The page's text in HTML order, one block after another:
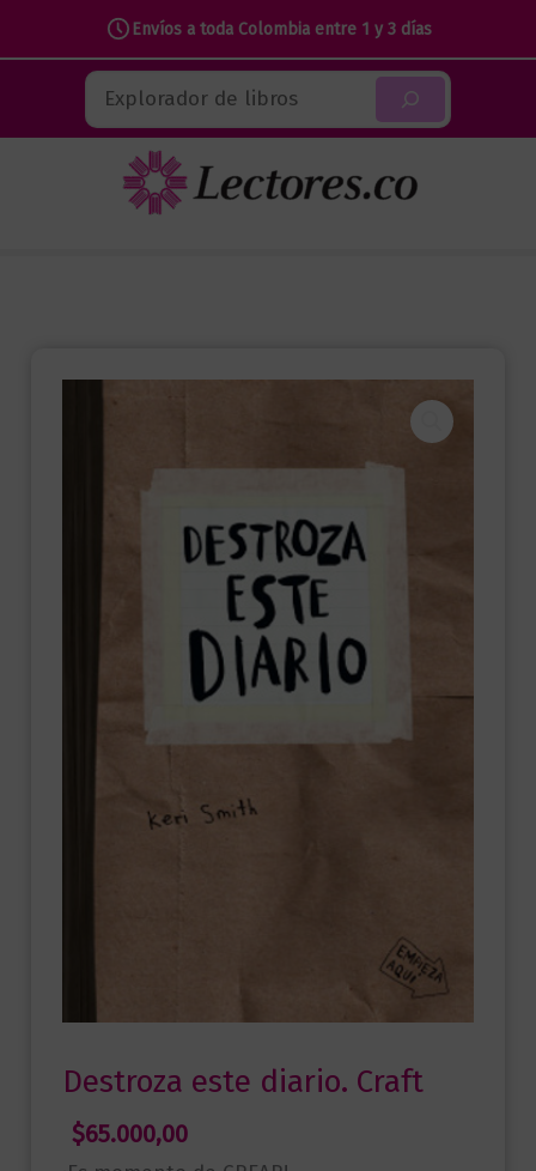
Envíos a toda Colombia entre 1 y 3 días
contenido
Buscar
Destroza este diario. Craft
$65.000,00